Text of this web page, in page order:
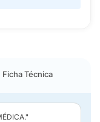
Ficha Técnica